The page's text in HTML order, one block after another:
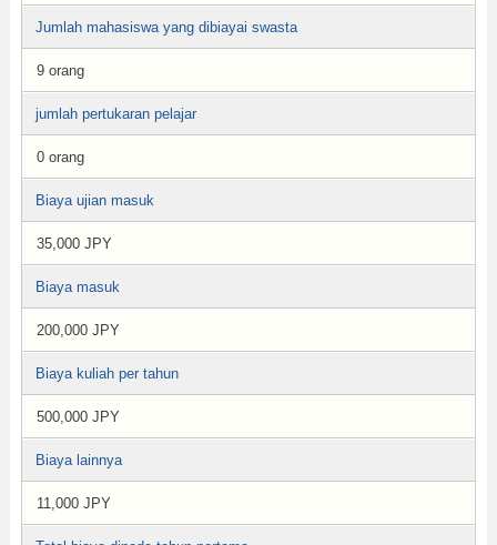
Jumlah mahasiswa yang dibiayai swasta
9 orang
jumlah pertukaran pelajar
0 orang
Biaya ujian masuk
35,000 JPY
Biaya masuk
200,000 JPY
Biaya kuliah per tahun
500,000 JPY
Biaya lainnya
11,000 JPY